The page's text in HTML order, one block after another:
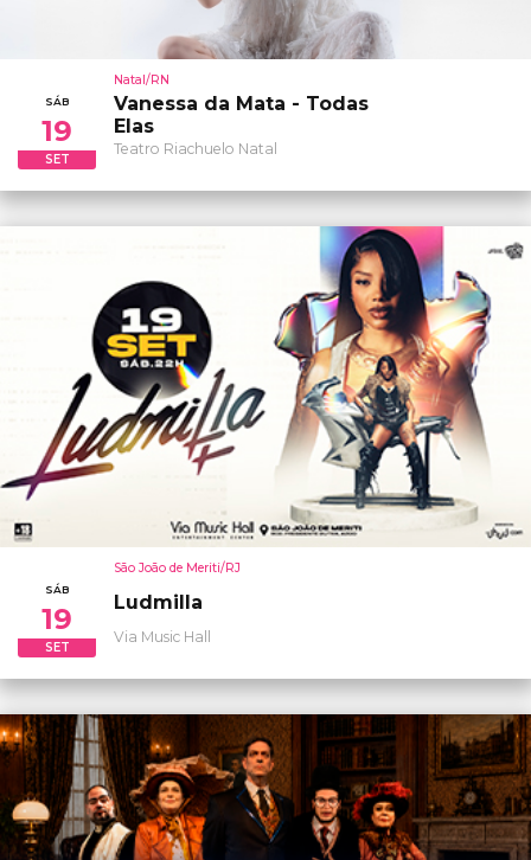
SÁB
19
SET
Natal/RN
Vanessa da Mata - Todas
Elas
Teatro Riachuelo Natal
SÁB
19
SET
São João de Meriti/RJ
Ludmilla
Via Music Hall